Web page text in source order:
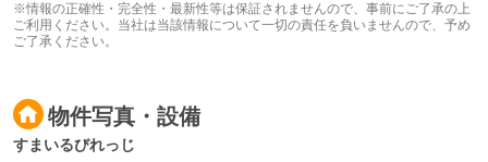
※情報の正確性・完全性・最新性等は保証されませんので、事前にご了承の上
ご利用ください。当社は当該情報について一切の責任を負いませんので、予め
ご了承ください。
物件写真・設備
すまいるびれっじ